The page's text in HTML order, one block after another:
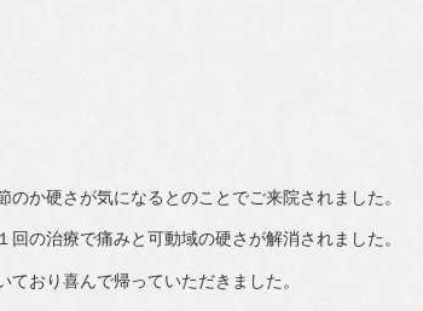
か硬さが気になるとのことでご来院されました。
回の治療で痛みと可動域の硬さが解消されました。
ており喜んで帰っていただきました。